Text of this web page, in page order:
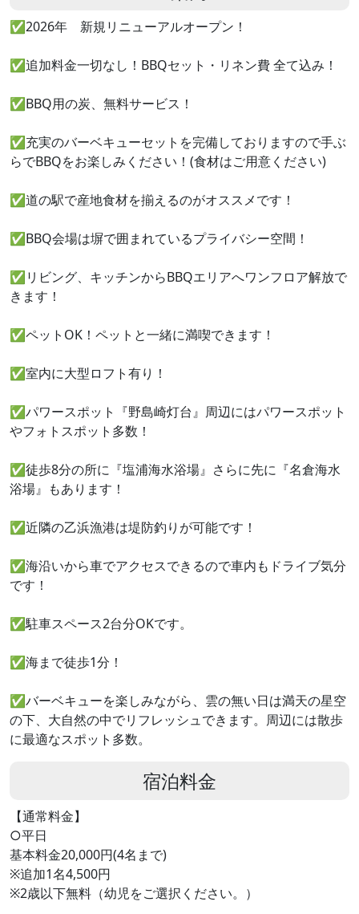
✅2026年 新規リニューアルオープン！
✅追加料金一切なし！BBQセット・リネン費 全て込み！
✅BBQ用の炭、無料サービス！
✅充実のバーベキューセットを完備しておりますので手ぶ
らでBBQをお楽しみください！(食材はご用意ください)
✅道の駅で産地食材を揃えるのがオススメです！
✅BBQ会場は塀で囲まれているプライバシー空間！
✅リビング、キッチンからBBQエリアへワンフロア解放で
きます！
✅ペットOK！ペットと一緒に満喫できます！
✅室内に大型ロフト有り！
✅パワースポット『野島崎灯台』周辺にはパワースポット
やフォトスポット多数！
✅徒歩8分の所に『塩浦海水浴場』さらに先に『名倉海水
浴場』もあります！
✅近隣の乙浜漁港は堤防釣りが可能です！
✅海沿いから車でアクセスできるので車内もドライブ気分
です！
✅駐車スペース2台分OKです。
✅海まで徒歩1分！
✅バーベキューを楽しみながら、雲の無い日は満天の星空
の下、大自然の中でリフレッシュできます。周辺には散歩
に最適なスポット多数。
宿泊料金
【通常料金】
○平日
基本料金20,000円(4名まで)
※追加1名4,500円
※2歳以下無料（幼児をご選択ください。）